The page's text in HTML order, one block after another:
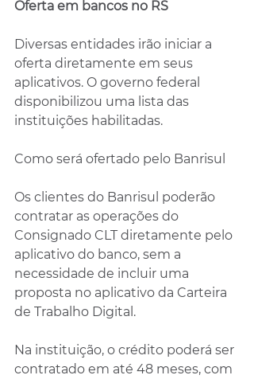
Oferta em bancos no RS
Diversas entidades irão iniciar a
oferta diretamente em seus
aplicativos. O governo federal
disponibilizou uma lista das
instituições habilitadas.
Como será ofertado pelo Banrisul
Os clientes do Banrisul poderão
contratar as operações do
Consignado CLT diretamente pelo
aplicativo do banco, sem a
necessidade de incluir uma
proposta no aplicativo da Carteira
de Trabalho Digital.
Na instituição, o crédito poderá ser
contratado em até 48 meses, com